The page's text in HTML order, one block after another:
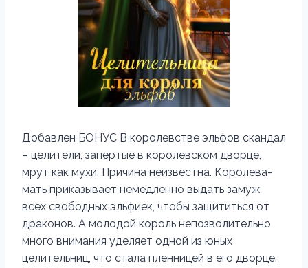
Добавлен БОНУС В королевстве эльфов скандал
– целители, запертые в королевском дворце,
мрут как мухи. Причина неизвестна. Королева-
мать приказывает немедленно выдать замуж
всех свободных эльфиек, чтобы защититься от
драконов. А молодой король непозволительно
много внимания уделяет одной из юных
целительниц, что стала пленницей в его дворце.